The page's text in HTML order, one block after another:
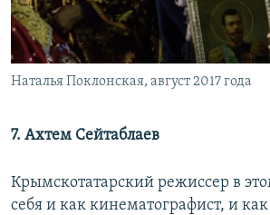
Наталья Поклонская, август 2017 года
7. Ахтем Сейтаблаев
Крымскотатарский режиссер в
себя и как кинематографист, и